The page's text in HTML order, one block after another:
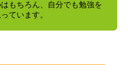
もちろん、自分でも勉強を
ています。